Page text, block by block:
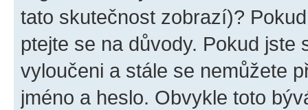
tato skutečnost zobrazí)?
ptejte se na důvody. Pokud jste
vyloučeni a stále se nemůžete
jméno a heslo. Obvykle toto